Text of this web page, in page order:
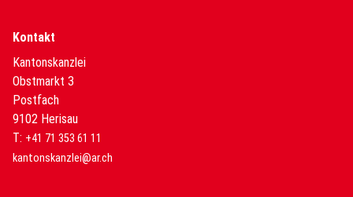
Kontakt
Kantonskanzlei
Obstmarkt 3
Postfach
9102 Herisau
T: +41 71 353 61 11
kantonskanzlei@ar.ch